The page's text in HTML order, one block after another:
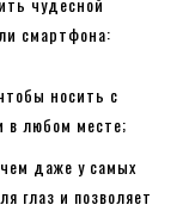
смартфона:
носить с
в любом месте;
даже у самых
глаз и позволяет